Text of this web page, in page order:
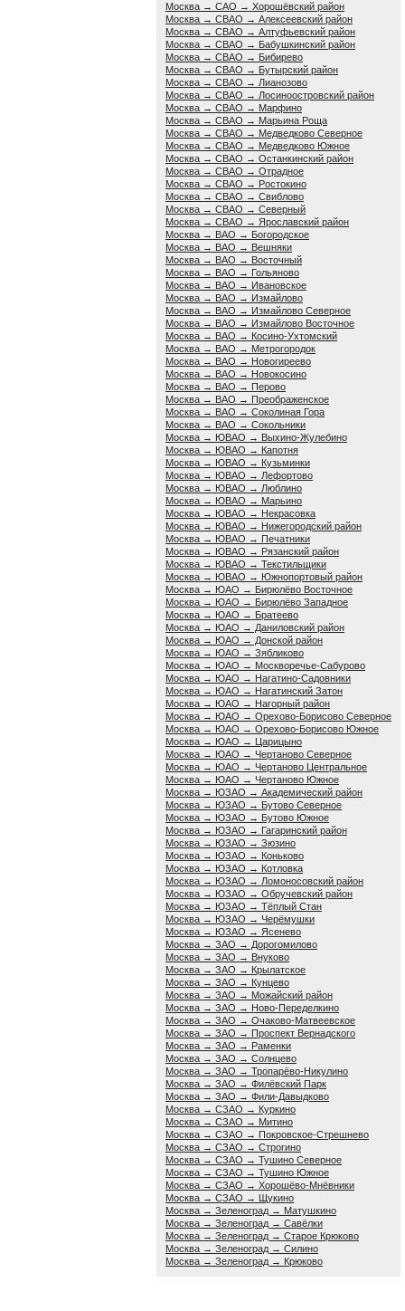
Москва → САО → Хорошёвский район
Москва → СВАО → Алексеевский район
Москва → СВАО → Алтуфьевский район
Москва → СВАО → Бабушкинский район
Москва → СВАО → Бибирево
Москва → СВАО → Бутырский район
Москва → СВАО → Лианозово
Москва → СВАО → Лосиноостровский район
Москва → СВАО → Марфино
Москва → СВАО → Марьина Роща
Москва → СВАО → Медведково Северное
Москва → СВАО → Медведково Южное
Москва → СВАО → Останкинский район
Москва → СВАО → Отрадное
Москва → СВАО → Ростокино
Москва → СВАО → Свиблово
Москва → СВАО → Северный
Москва → СВАО → Ярославский район
Москва → ВАО → Богородское
Москва → ВАО → Вешняки
Москва → ВАО → Восточный
Москва → ВАО → Гольяново
Москва → ВАО → Ивановское
Москва → ВАО → Измайлово
Москва → ВАО → Измайлово Северное
Москва → ВАО → Измайлово Восточное
Москва → ВАО → Косино-Ухтомский
Москва → ВАО → Метрогородок
Москва → ВАО → Новогиреево
Москва → ВАО → Новокосино
Москва → ВАО → Перово
Москва → ВАО → Преображенское
Москва → ВАО → Соколиная Гора
Москва → ВАО → Сокольники
Москва → ЮВАО → Выхино-Жулебино
Москва → ЮВАО → Капотня
Москва → ЮВАО → Кузьминки
Москва → ЮВАО → Лефортово
Москва → ЮВАО → Люблино
Москва → ЮВАО → Марьино
Москва → ЮВАО → Некрасовка
Москва → ЮВАО → Нижегородский район
Москва → ЮВАО → Печатники
Москва → ЮВАО → Рязанский район
Москва → ЮВАО → Текстильщики
Москва → ЮВАО → Южнопортовый район
Москва → ЮАО → Бирюлёво Восточное
Москва → ЮАО → Бирюлёво Западное
Москва → ЮАО → Братеево
Москва → ЮАО → Даниловский район
Москва → ЮАО → Донской район
Москва → ЮАО → Зябликово
Москва → ЮАО → Москворечье-Сабурово
Москва → ЮАО → Нагатино-Садовники
Москва → ЮАО → Нагатинский Затон
Москва → ЮАО → Нагорный район
Москва → ЮАО → Орехово-Борисово Северное
Москва → ЮАО → Орехово-Борисово Южное
Москва → ЮАО → Царицыно
Москва → ЮАО → Чертаново Северное
Москва → ЮАО → Чертаново Центральное
Москва → ЮАО → Чертаново Южное
Москва → ЮЗАО → Академический район
Москва → ЮЗАО → Бутово Северное
Москва → ЮЗАО → Бутово Южное
Москва → ЮЗАО → Гагаринский район
Москва → ЮЗАО → Зюзино
Москва → ЮЗАО → Коньково
Москва → ЮЗАО → Котловка
Москва → ЮЗАО → Ломоносовский район
Москва → ЮЗАО → Обручевский район
Москва → ЮЗАО → Тёплый Стан
Москва → ЮЗАО → Черёмушки
Москва → ЮЗАО → Ясенево
Москва → ЗАО → Дорогомилово
Москва → ЗАО → Внуково
Москва → ЗАО → Крылатское
Москва → ЗАО → Кунцево
Москва → ЗАО → Можайский район
Москва → ЗАО → Ново-Переделкино
Москва → ЗАО → Очаково-Матвеевское
Москва → ЗАО → Проспект Вернадского
Москва → ЗАО → Раменки
Москва → ЗАО → Солнцево
Москва → ЗАО → Тропарёво-Никулино
Москва → ЗАО → Филёвский Парк
Москва → ЗАО → Фили-Давыдково
Москва → СЗАО → Куркино
Москва → СЗАО → Митино
Москва → СЗАО → Покровское-Стрешнево
Москва → СЗАО → Строгино
Москва → СЗАО → Тушино Северное
Москва → СЗАО → Тушино Южное
Москва → СЗАО → Хорошёво-Мнёвники
Москва → СЗАО → Щукино
Москва → Зеленоград → Матушкино
Москва → Зеленоград → Савёлки
Москва → Зеленоград → Старое Крюково
Москва → Зеленоград → Силино
Москва → Зеленоград → Крюково